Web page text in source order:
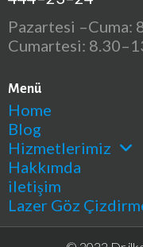
Pazartesi –Cuma:
Cumartesi:
Menü
Home
Blog
Hizmetlerimiz
Hakkımda
iletişim
Lazer Göz